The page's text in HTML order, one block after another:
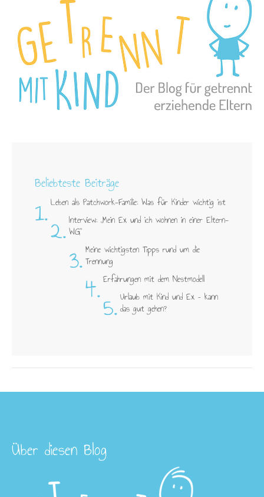
Beliebteste Beiträge
1. Leben als Patchwork-Familie: Was für Kinder wichtig ist
2. Interview: „Mein Ex und ich wohnen in einer Eltern-
WG"
3. Meine wichtigsten Tipps rund um die
Trennung
4. Erfahrungen mit dem Nestmodell
5. Urlaub mit Kind und Ex – kann
das gut gehen?
Über diesen Blog